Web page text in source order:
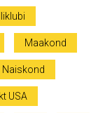
Maakond
Naiskond
USA